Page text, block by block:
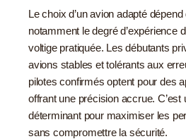
Le choix d’un avion adapté
notamment le degré d’expérience
voltige pratiquée. Les débutants
avions stables et tolérants aux
pilotes confirmés optent pour des
offrant une précision accrue. C’est
déterminant pour maximiser les
sans compromettre la sécurité.